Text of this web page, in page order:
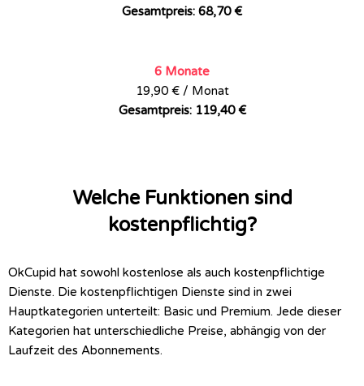
Gesamtpreis: 68,70 €
6 Monate
19,90 € / Monat
Gesamtpreis: 119,40 €
Welche Funktionen sind
kostenpflichtig?
OkCupid hat sowohl kostenlose als auch kostenpflichtige
Dienste. Die kostenpflichtigen Dienste sind in zwei
Hauptkategorien unterteilt: Basic und Premium. Jede dieser
Kategorien hat unterschiedliche Preise, abhängig von der
Laufzeit des Abonnements.